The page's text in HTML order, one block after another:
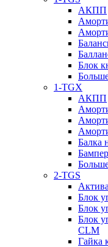
АКПП
Блок
1-TGX
АКПП
Балка
Бампер
2-TGS
Блок
Блок
Блок
CLM
Гайка